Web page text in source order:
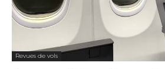
Revues de vols